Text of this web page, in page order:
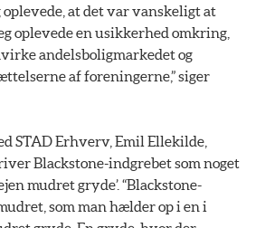
oplevede, at det var vanskeligt at
oplevede en usikkerhed omkring,
andelsboligmarkedet og
af foreningerne,” siger
STAD Erhverv, Emil Ellekilde,
Blackstone-indgrebet som noget
mudret gryde’. “Blackstone-
som man hælder op i en i